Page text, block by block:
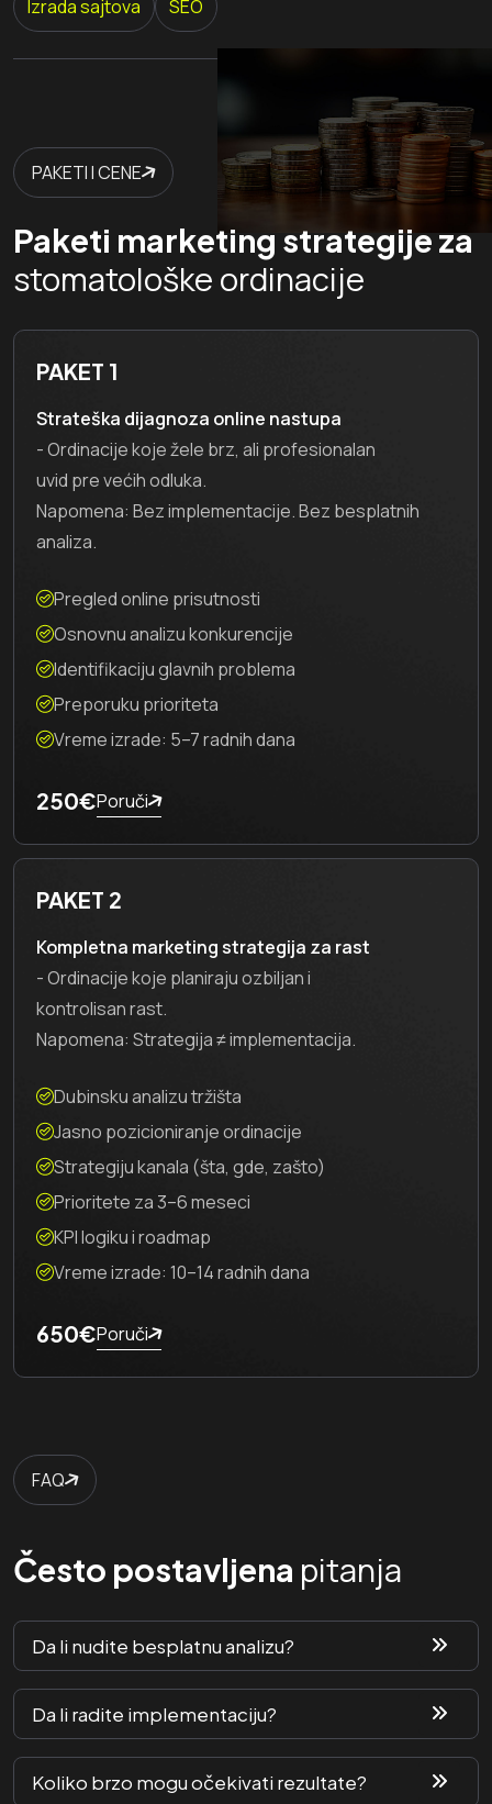
Izrada sajtova SEO
PAKETI I CENE
Paketi marketing strategije za
stomatološke ordinacije
PAKET 1
Strateška dijagnoza online nastupa
- Ordinacije koje žele brz, ali profesionalan
uvid pre većih odluka.
Napomena: Bez implementacije. Bez besplatnih
analiza.
Pregled online prisutnosti
Osnovnu analizu konkurencije
Identifikaciju glavnih problema
Preporuku prioriteta
Vreme izrade: 5–7 radnih dana
250€Poruči
PAKET 2
Kompletna marketing strategija za rast
- Ordinacije koje planiraju ozbiljan i
kontrolisan rast.
Napomena: Strategija ≠ implementacija.
Dubinsku analizu tržišta
Jasno pozicioniranje ordinacije
Strategiju kanala (šta, gde, zašto)
Prioritete za 3–6 meseci
KPI logiku i roadmap
Vreme izrade: 10–14 radnih dana
650€Poruči
FAQ
Često postavljena pitanja
Da li nudite besplatnu analizu?
Da li radite implementaciju?
Koliko brzo mogu očekivati rezultate?